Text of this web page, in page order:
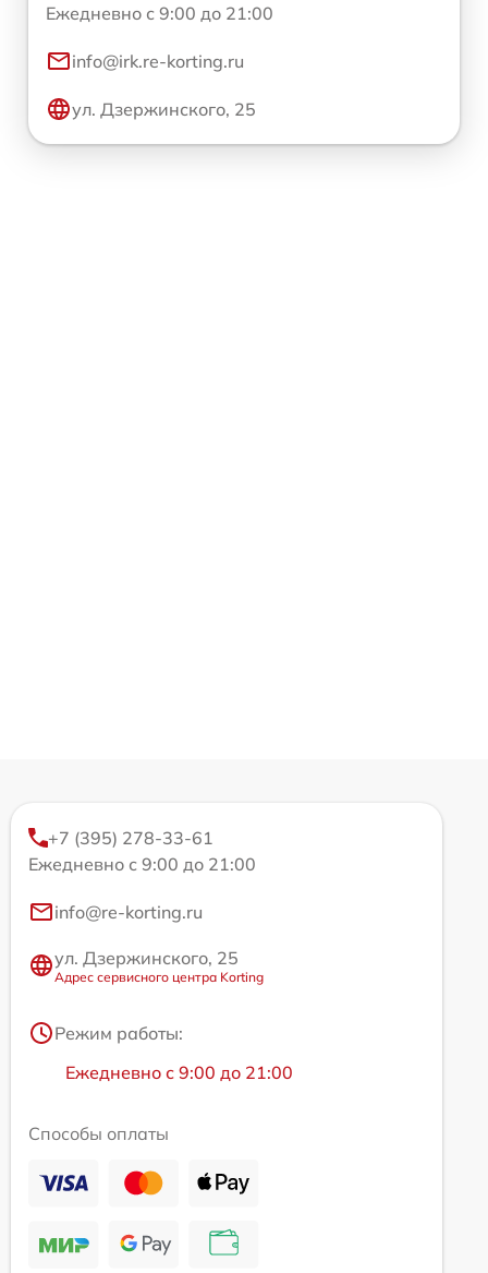
Ежедневно с 9:00 до 21:00
info@irk.re-korting.ru
ул. Дзержинского, 25
+7 (395) 278-33-61
Ежедневно с 9:00 до 21:00
info@re-korting.ru
ул. Дзержинского, 25
Адрес сервисного центра Korting
Режим работы:
Ежедневно с 9:00 до 21:00
Способы оплаты